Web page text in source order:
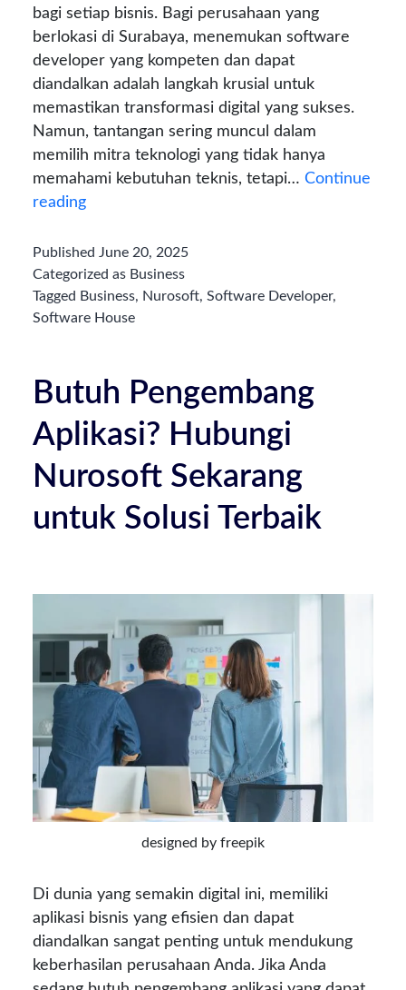
bagi setiap bisnis. Bagi perusahaan yang
berlokasi di Surabaya, menemukan software
developer yang kompeten dan dapat
diandalkan adalah langkah krusial untuk
memastikan transformasi digital yang sukses.
Namun, tantangan sering muncul dalam
memilih mitra teknologi yang tidak hanya
memahami kebutuhan teknis, tetapi… Continue
readingSoftware
di
Surabaya:
Rekomendasi
Vendor
Published June 20, 2025
Categorized as Business
Tagged Business, Nurosoft, Software Developer,
Software House
Butuh Pengembang
Aplikasi? Hubungi
Nurosoft Sekarang
untuk Solusi Terbaik
designed by freepik
Di dunia yang semakin digital ini, memiliki
aplikasi bisnis yang efisien dan dapat
diandalkan sangat penting untuk mendukung
keberhasilan perusahaan Anda. Jika Anda